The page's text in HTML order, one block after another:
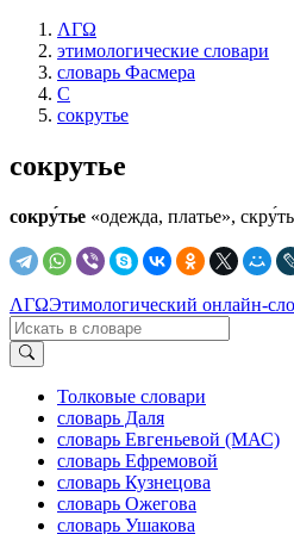
ΛΓΩ
этимологические словари
словарь Фасмера
С
сокрутье
сокрутье
сокру́тье «одежда, платье»,
ΛΓΩЭтимологический онлайн-
Толковые словари
словарь Даля
словарь Евгеньевой (МАС)
словарь Ефремовой
словарь Кузнецова
словарь Ожегова
словарь Ушакова